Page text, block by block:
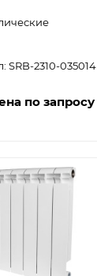
SRB-2310-035014
по запросу